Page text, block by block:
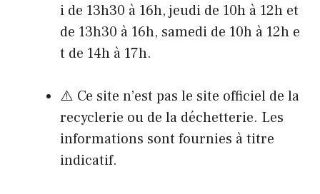
i de 13h30 à 16h, jeudi de 10h à 12h et
de 13h30 à 16h, samedi de 10h à 12h e
t de 14h à 17h.
⚠️ Ce site n’est pas le site officiel de la
recyclerie ou de la déchetterie. Les
informations sont fournies à titre
indicatif.